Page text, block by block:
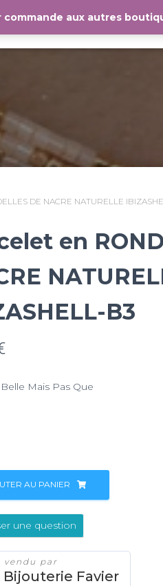
BLOG CONTACT
DE NACRE NATURELLE
en
B3
Mais Pas Que
AU PANIER
une question
vendu par
Bijouterie Favier
aux autres